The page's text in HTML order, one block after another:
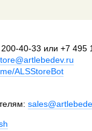
40-33 или +7 495
ALSStoreBot